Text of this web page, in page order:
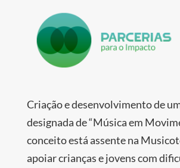
Criação e desenvolvimento de
designada de “Música em
conceito está assente na
apoiar crianças e jovens com